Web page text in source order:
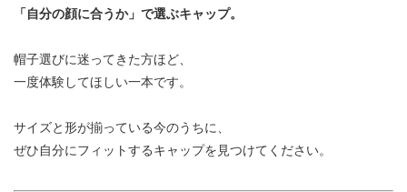
「自分の顔に合うか」で選ぶキャップ。
帽子選びに迷ってきた方ほど、
一度体験してほしい一本です。
サイズと形が揃っている今のうちに、
ぜひ自分にフィットするキャップを見つけてください。